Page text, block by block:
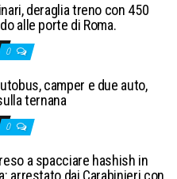
deraglia treno con 450
alle porte di Roma.
0
camper e due auto,
ternana
0
a spacciare hashish in
arrestato dai Carabinieri con